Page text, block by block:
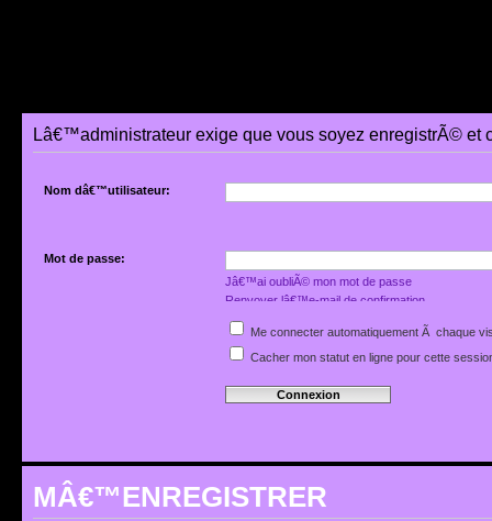
Lâ€™administrateur exige que vous soyez enregistrÃ© et
Nom dâ€™utilisateur:
Mot de passe:
Jâ€™ai oubliÃ© mon mot de passe
Renvoyer lâ€™e-mail de confirmation
Me connecter automatiquement Ã chaque
Cacher mon statut en ligne pour cette
MÂ€™ENREGISTRER